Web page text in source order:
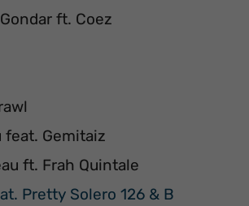
ft. Coez
feat. Gemitaiz
ft. Frah Quintale
Pretty Solero 126 & B